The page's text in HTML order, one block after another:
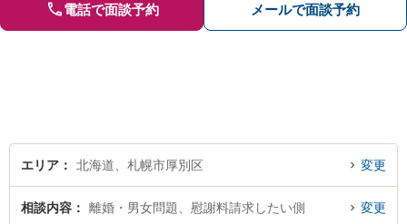
電話で面談予約 メールで面談予約
エリア 北海道、札幌市厚別区 変更
相談内容 離婚・男女問題、慰謝料請求したい側 変更